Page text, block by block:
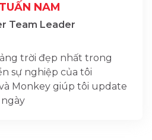
NAM
Team Leader
trời đẹp nhất trong
sự nghiệp của tôi
Monkey giúp tôi update